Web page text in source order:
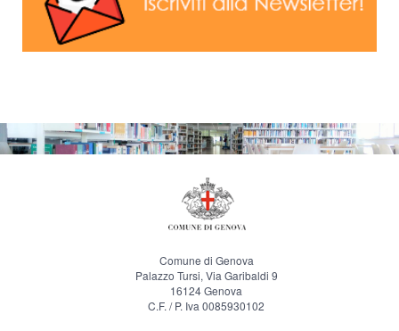
Comune di Genova
Palazzo Tursi, Via Garibaldi 9
16124 Genova
C.F. / P. Iva 0085930102